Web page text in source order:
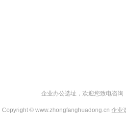
企业办公选址，欢迎您致电咨询
Copyright © www.zhongfanghuadong.cn 企业